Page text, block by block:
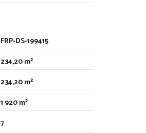
FRP-DS-199415
234,20 m²
234,20 m²
1 920 m²
7